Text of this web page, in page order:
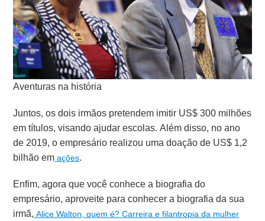
Aventuras na história
Juntos, os dois irmãos pretendem imitir US$ 300 milhões
em títulos, visando ajudar escolas. Além disso, no ano
de 2019, o empresário realizou uma doação de US$ 1,2
bilhão em ações.
Enfim, agora que você conhece a biografia do
empresário, aproveite para conhecer a biografia da sua
irmã, Alice Walton, quem é? Carreira e filantropia da mulher